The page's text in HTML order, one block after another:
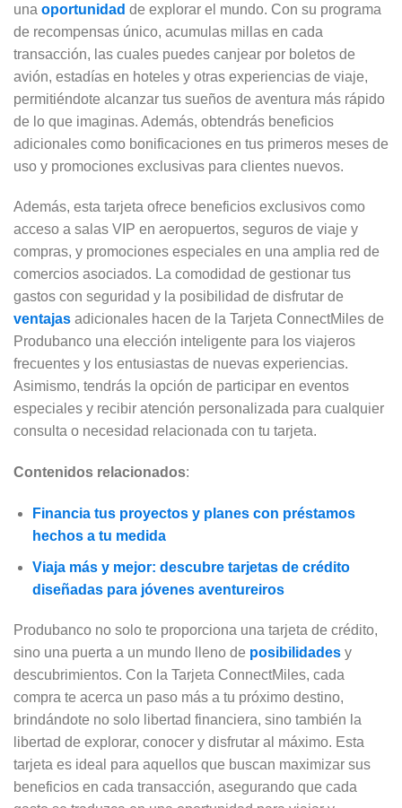
una oportunidad de explorar el mundo. Con su programa
de recompensas único, acumulas millas en cada
transacción, las cuales puedes canjear por boletos de
avión, estadías en hoteles y otras experiencias de viaje,
permitiéndote alcanzar tus sueños de aventura más rápido
de lo que imaginas. Además, obtendrás beneficios
adicionales como bonificaciones en tus primeros meses de
uso y promociones exclusivas para clientes nuevos.
Además, esta tarjeta ofrece beneficios exclusivos como
acceso a salas VIP en aeropuertos, seguros de viaje y
compras, y promociones especiales en una amplia red de
comercios asociados. La comodidad de gestionar tus
gastos con seguridad y la posibilidad de disfrutar de
ventajas adicionales hacen de la Tarjeta ConnectMiles de
Produbanco una elección inteligente para los viajeros
frecuentes y los entusiastas de nuevas experiencias.
Asimismo, tendrás la opción de participar en eventos
especiales y recibir atención personalizada para cualquier
consulta o necesidad relacionada con tu tarjeta.
Contenidos relacionados:
Financia tus proyectos y planes con préstamos
hechos a tu medida
Viaja más y mejor: descubre tarjetas de crédito
diseñadas para jóvenes aventureiros
Produbanco no solo te proporciona una tarjeta de crédito,
sino una puerta a un mundo lleno de posibilidades y
descubrimientos. Con la Tarjeta ConnectMiles, cada
compra te acerca un paso más a tu próximo destino,
brindándote no solo libertad financiera, sino también la
libertad de explorar, conocer y disfrutar al máximo. Esta
tarjeta es ideal para aquellos que buscan maximizar sus
beneficios en cada transacción, asegurando que cada